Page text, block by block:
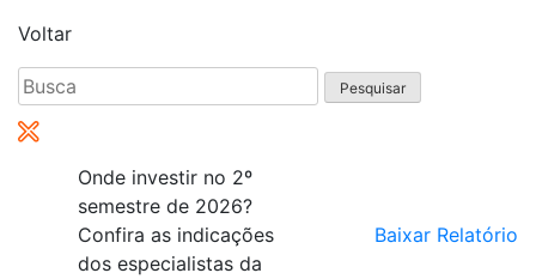
Voltar
Pesquisar
por:
Onde investir no 2º
semestre de 2026?
Confira as indicações
dos especialistas da
Baixar Relatório